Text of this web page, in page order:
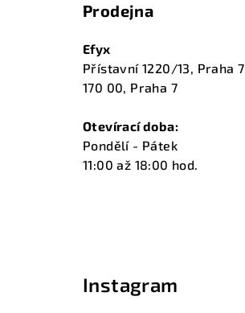
Prodejna
Efyx
Přístavní 1220/13, Praha 7
170 00, Praha 7
Otevírací doba:
Pondělí - Pátek
11:00 až 18:00 hod.
Instagram